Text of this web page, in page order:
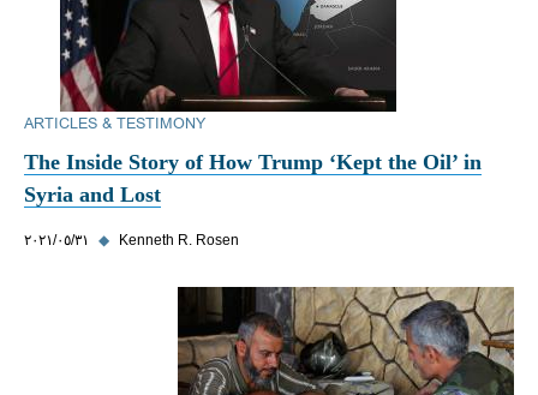
ARTICLES & TESTIMONY
The Inside Story of How Trump ‘Kept the Oil’ in
Syria and Lost
٣١‏/٠٥‏/٢٠٢١ ◆ Kenneth R. Rosen